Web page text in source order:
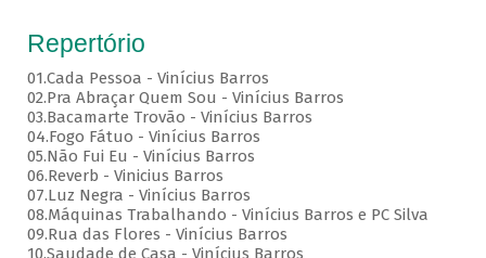
Repertório
01.Cada Pessoa - Vinícius Barros
02.Pra Abraçar Quem Sou - Vinícius Barros
03.Bacamarte Trovão - Vinícius Barros
04.Fogo Fátuo - Vinícius Barros
05.Não Fui Eu - Vinícius Barros
06.Reverb - Vinicius Barros
07.Luz Negra - Vinícius Barros
08.Máquinas Trabalhando - Vinícius Barros e PC Silva
09.Rua das Flores - Vinícius Barros